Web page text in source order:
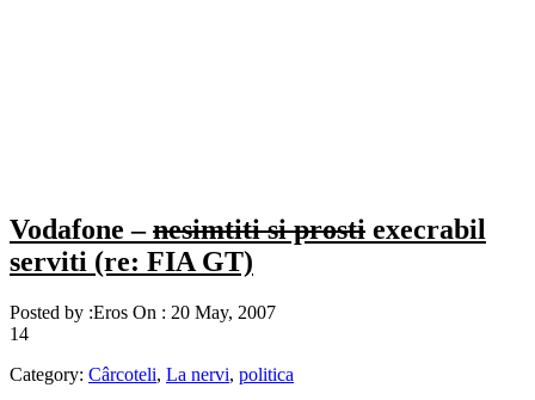
Vodafone –nesimtiti si prosti execrabil
serviti (re: FIA GT)
Posted by :Eros On : 20 May, 2007
14
Category: Cârcoteli, La nervi, politica